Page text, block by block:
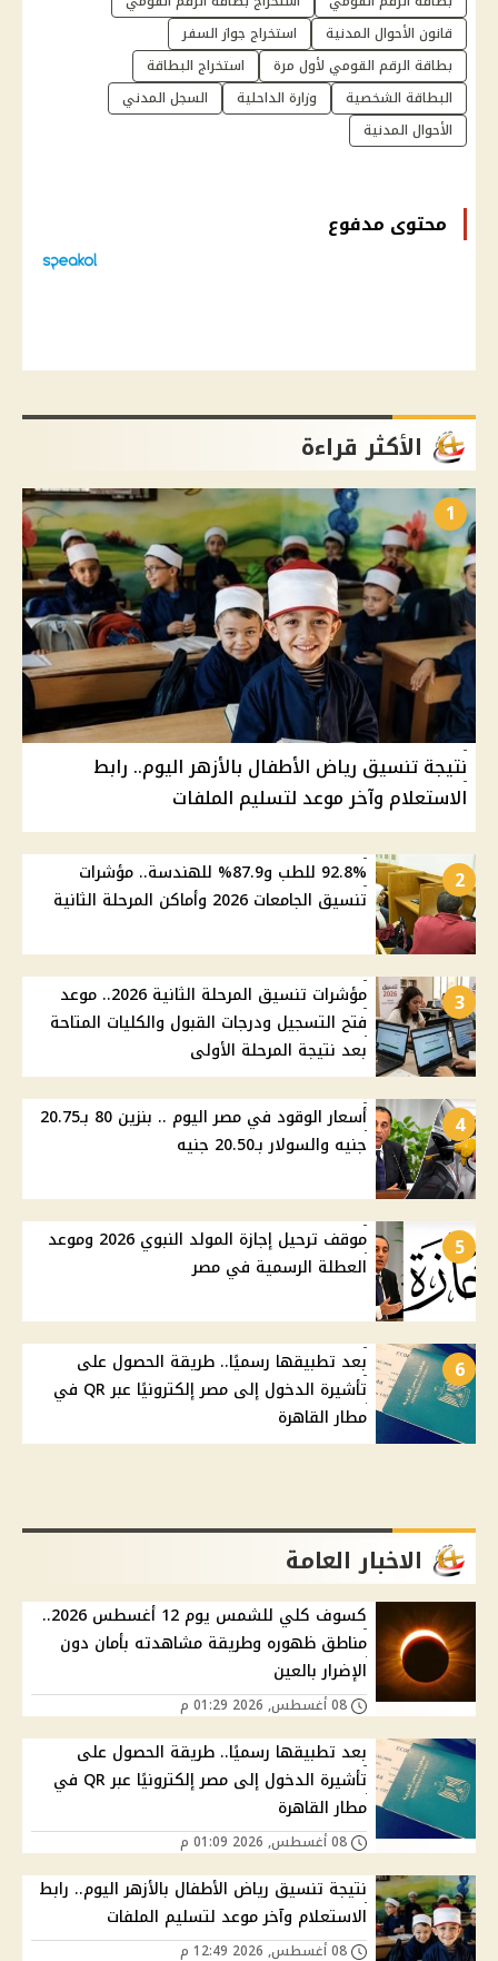
قانون الأحوال المدنية
استخراج جواز السفر
بطاقة الرقم القومي لأول مرة
استخراج البطاقة
البطاقة الشخصية
وزارة الداحلية
السجل المدني
الأحوال المدنية
محتوى مدفوع
الأكثر قراءة
1
نتيجة تنسيق رياض الأطفال بالأزهر اليوم.. رابط
الاستعلام وآخر موعد لتسليم الملفات
2
92.8% للطب و87.9% للهندسة.. مؤشرات
تنسيق الجامعات 2026 وأماكن المرحلة الثانية
3
مؤشرات تنسيق المرحلة الثانية 2026.. موعد
فتح التسجيل ودرجات القبول والكليات المتاحة
بعد نتيجة المرحلة الأولى
4
أسعار الوقود في مصر اليوم .. بنزين 80 بـ20.75
جنيه والسولار بـ20.50 جنيه
5
موقف ترحيل إجازة المولد النبوي 2026 وموعد
العطلة الرسمية في مصر
6
بعد تطبيقها رسميًا.. طريقة الحصول على
تأشيرة الدخول إلى مصر إلكترونيًا عبر QR في
مطار القاهرة
الاخبار العامة
كسوف كلي للشمس يوم 12 أغسطس 2026..
مناطق ظهوره وطريقة مشاهدته بأمان دون
الإضرار بالعين
بعد تطبيقها رسميًا.. طريقة الحصول على
تأشيرة الدخول إلى مصر إلكترونيًا عبر QR في
مطار القاهرة
نتيجة تنسيق رياض الأطفال بالأزهر اليوم.. رابط
الاستعلام وآخر موعد لتسليم الملفات